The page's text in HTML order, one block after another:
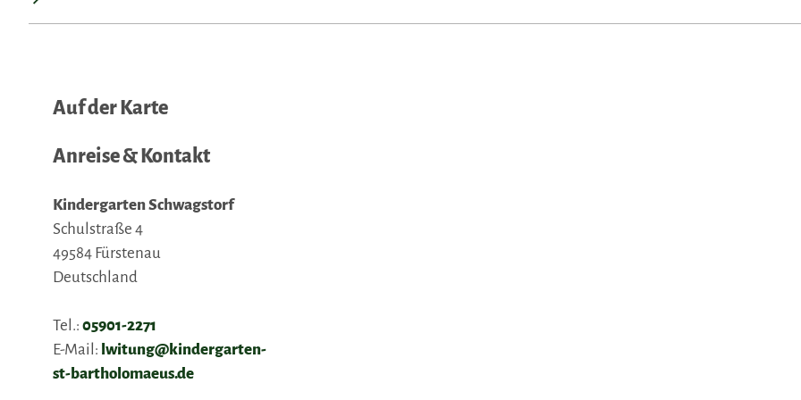
Auf der Karte
Anreise & Kontakt
Kindergarten Schwagstorf
Schulstraße 4
49584 Fürstenau
Deutschland
Tel.: 05901-2271
E-Mail: lwitung@kindergarten-
st-bartholomaeus.de